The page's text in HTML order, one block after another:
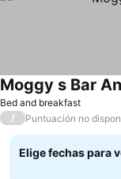
Bed and breakfast
Moggy s Bar
/ Puntuación no
Elige fechas para